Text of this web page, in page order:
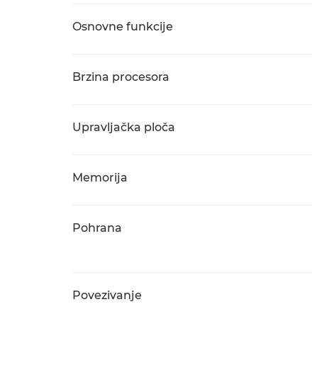
Osnovne funkcije
Brzina procesora
Upravljačka ploča
Memorija
Pohrana
Povezivanje